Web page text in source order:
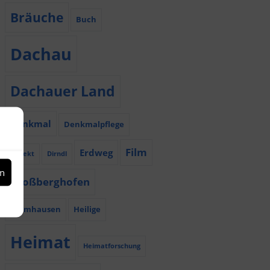
Bräuche Buch
Dachau
Dachauer Land
Denkmal Denkmalpflege
Dialekt Dirndl Erdweg Film
Großberghofen
Haimhausen Heilige
Heimat Heimatforschung